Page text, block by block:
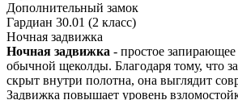
Дополнительный замок
Гардиан 30.01 (2 класс)
Ночная задвижка
Ночная задвижка - простое запирающее
обычной щеколды. Благодаря тому, что
скрыт внутри полотна, она выглядит
Задвижка повышает уровень